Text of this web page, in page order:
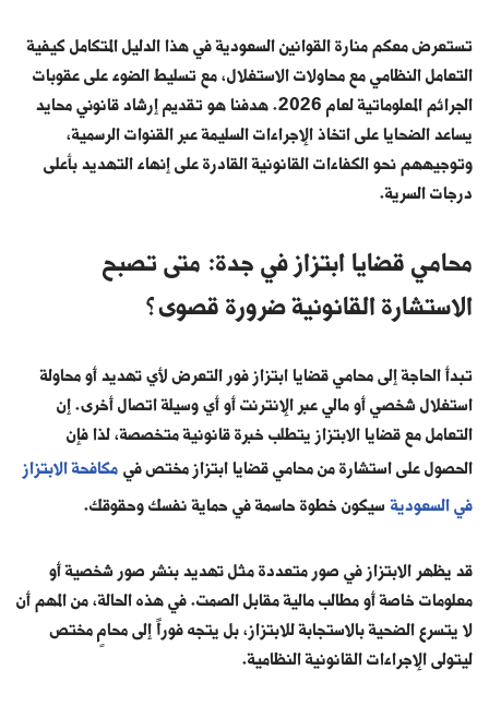
تستعرض معكم منارة القوانين السعودية في هذا الدليل المتكامل كيفية
التعامل النظامي مع محاولات الاستغلال، مع تسليط الضوء على عقوبات
الجرائم المعلوماتية لعام 2026. هدفنا هو تقديم إرشاد قانوني محايد
يساعد الضحايا على اتخاذ الإجراءات السليمة عبر القنوات الرسمية،
وتوجيههم نحو الكفاءات القانونية القادرة على إنهاء التهديد بأعلى
درجات السرية.
محامي قضايا ابتزاز في جدة: متى تصبح
الاستشارة القانونية ضرورة قصوى؟
تبدأ الحاجة إلى محامي قضايا ابتزاز فور التعرض لأي تهديد أو محاولة
استغلال شخصي أو مالي عبر الإنترنت أو أي وسيلة اتصال أخرى. إن
التعامل مع قضايا الابتزاز يتطلب خبرة قانونية متخصصة، لذا فإن
الحصول على استشارة من محامي قضايا ابتزاز مختص فيمكافحة الابتزاز
في السعوديةسيكون خطوة حاسمة في حماية نفسك وحقوقك.
قد يظهر الابتزاز في صور متعددة مثل تهديد بنشر صور شخصية أو
معلومات خاصة أو مطالب مالية مقابل الصمت. في هذه الحالة، من المهم أن
لا يتسرع الضحية بالاستجابة للابتزاز، بل يتجه فوراً إلى محامٍ مختص
ليتولى الإجراءات القانونية النظامية.